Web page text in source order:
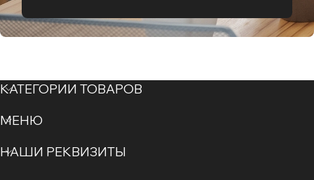
КАТЕГОРИИ ТОВАРОВ
МЕНЮ
НАШИ РЕКВИЗИТЫ